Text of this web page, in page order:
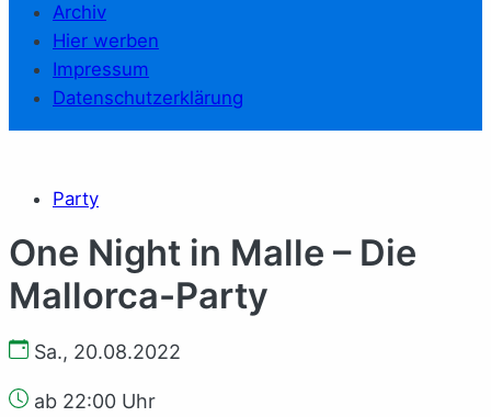
Archiv
Hier werben
Impressum
Datenschutzerklärung
Party
One Night in Malle – Die
Mallorca-Party
Sa., 20.08.2022
ab 22:00 Uhr